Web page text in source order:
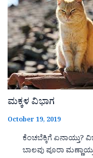
ಮಕ್ಕಳ ವಿಭಾಗ
October 19, 2019
ಕೆಂಚಬೆಕ್ಕಿಗೆ ಏನಾಯ್ತು?
ಬಾಲವು ಪೂರಾ